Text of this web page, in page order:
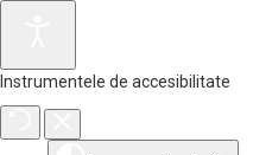
Instrumentele de accesibilitate